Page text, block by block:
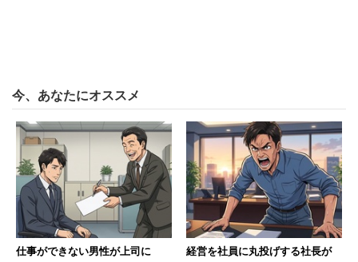
今、あなたにオススメ
仕事ができない男性が上司に
経営を社員に丸投げする社長が